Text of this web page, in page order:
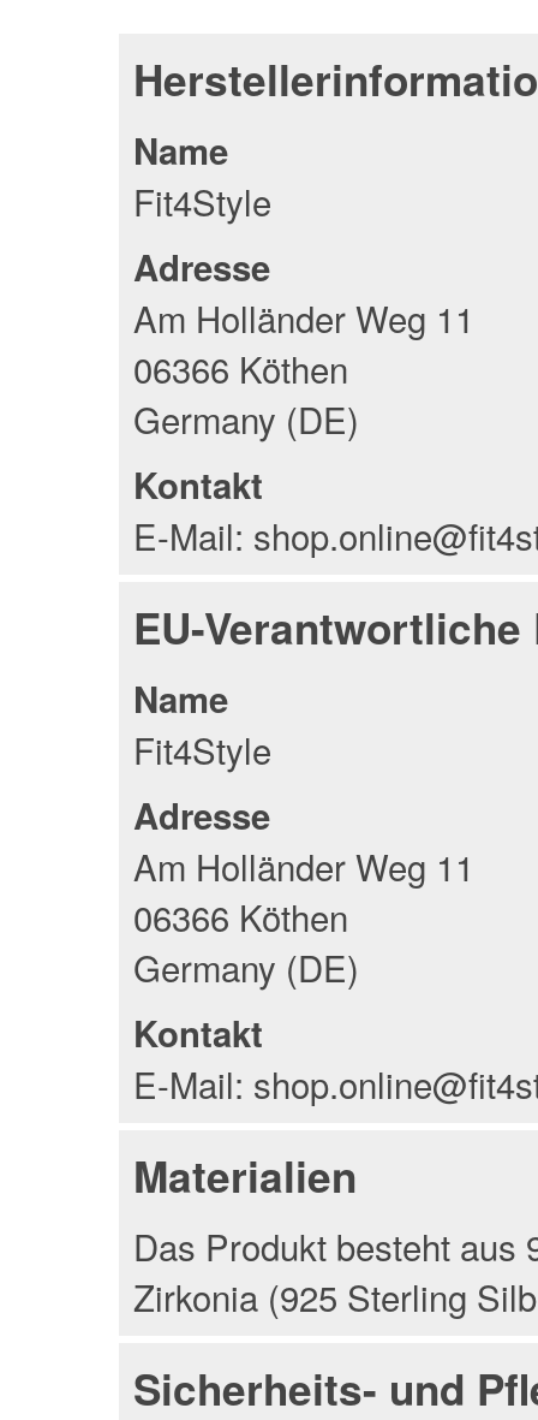
Name
Fit4Style
Adresse
Am Holländer Weg 11
06366 Köthen
Germany (DE)
Kontakt
E-Mail:
EU-Verantwortliche
Name
Fit4Style
Adresse
Am Holländer Weg 11
06366 Köthen
Germany (DE)
Kontakt
E-Mail:
Materialien
Das Produkt besteht aus
Zirkonia (925 Sterling
Sicherheits- und